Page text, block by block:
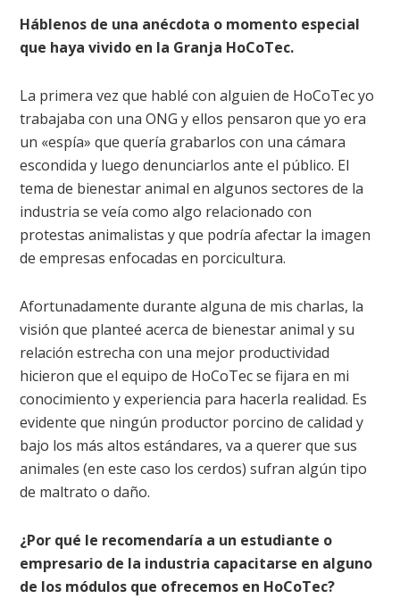
Háblenos de una anécdota o momento especial
que haya vivido en la Granja HoCoTec.
La primera vez que hablé con alguien de HoCoTec yo
trabajaba con una ONG y ellos pensaron que yo era
un «espía» que quería grabarlos con una cámara
escondida y luego denunciarlos ante el público. El
tema de bienestar animal en algunos sectores de la
industria se veía como algo relacionado con
protestas animalistas y que podría afectar la imagen
de empresas enfocadas en porcicultura.
Afortunadamente durante alguna de mis charlas, la
visión que planteé acerca de bienestar animal y su
relación estrecha con una mejor productividad
hicieron que el equipo de HoCoTec se fijara en mi
conocimiento y experiencia para hacerla realidad. Es
evidente que ningún productor porcino de calidad y
bajo los más altos estándares, va a querer que sus
animales (en este caso los cerdos) sufran algún tipo
de maltrato o daño.
¿Por qué le recomendaría a un estudiante o
empresario de la industria capacitarse en alguno
de los módulos que ofrecemos en HoCoTec?